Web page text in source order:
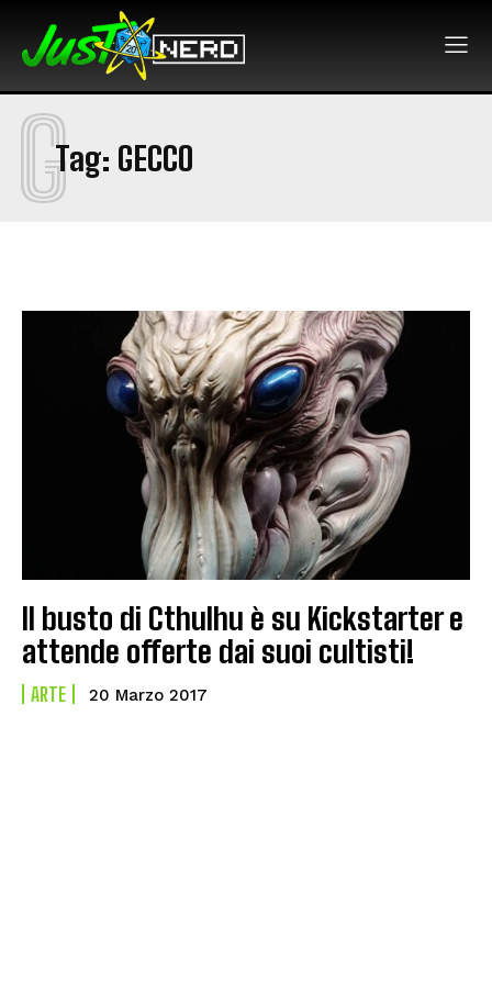
Tag: GECCO
G
Il busto di Cthulhu è su Kickstarter e
attende offerte dai suoi cultisti!
ARTE 20 Marzo 2017